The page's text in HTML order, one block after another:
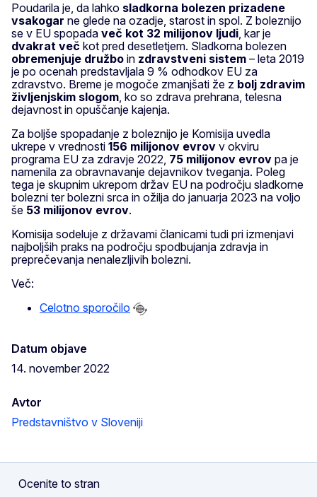
Poudarila je, da lahko sladkorna bolezen prizadene
vsakogar ne glede na ozadje, starost in spol. Z boleznijo
se v EU spopada več kot 32 milijonov ljudi, kar je
dvakrat več kot pred desetletjem. Sladkorna bolezen
obremenjuje družbo in zdravstveni sistem – leta 2019
je po ocenah predstavljala 9 % odhodkov EU za
zdravstvo. Breme je mogoče zmanjšati že z bolj zdravim
življenjskim slogom, ko so zdrava prehrana, telesna
dejavnost in opuščanje kajenja.
Za boljše spopadanje z boleznijo je Komisija uvedla
ukrepe v vrednosti 156 milijonov evrov v okviru
programa EU za zdravje 2022, 75 milijonov evrov pa je
namenila za obravnavanje dejavnikov tveganja. Poleg
tega je skupnim ukrepom držav EU na področju sladkorne
bolezni ter bolezni srca in ožilja do januarja 2023 na voljo
še 53 milijonov evrov.
Komisija sodeluje z državami članicami tudi pri izmenjavi
najboljših praks na področju spodbujanja zdravja in
preprečevanja nenalezljivih bolezni.
Več:
Celotno sporočilo
Datum objave
14. november 2022
Avtor
Predstavništvo v Sloveniji
Ocenite to stran